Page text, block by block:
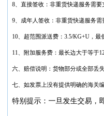
8、直接签收：非重货快递服务需
9、成年人签收：非重货快递服务需
10、超范围派送费：3.5/KG+U，最
11、附加服务费：最长边大于等于
六、赔偿说明：货物部分或全部丢
七、如发票上没有提供明确的海关
特别提示：一旦发生交易，